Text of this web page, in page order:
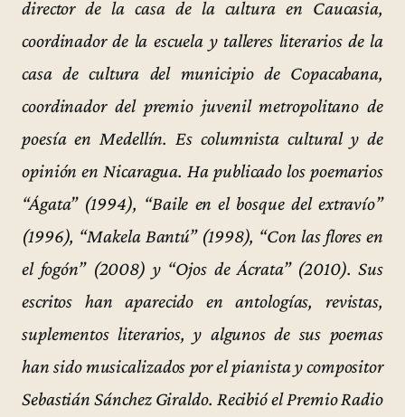
director de la casa de la cultura en Caucasia,
coordinador de la escuela y talleres literarios de la
casa de cultura del municipio de Copacabana,
coordinador del premio juvenil metropolitano de
poesía en Medellín. Es columnista cultural y de
opinión en Nicaragua. Ha publicado los poemarios
“Ágata” (1994), “Baile en el bosque del extravío”
(1996), “Makela Bantú” (1998), “Con las flores en
el fogón” (2008) y “Ojos de Ácrata” (2010). Sus
escritos han aparecido en antologías, revistas,
suplementos literarios, y algunos de sus poemas
han sido musicalizados por el pianista y compositor
Sebastián Sánchez Giraldo. Recibió el Premio Radio